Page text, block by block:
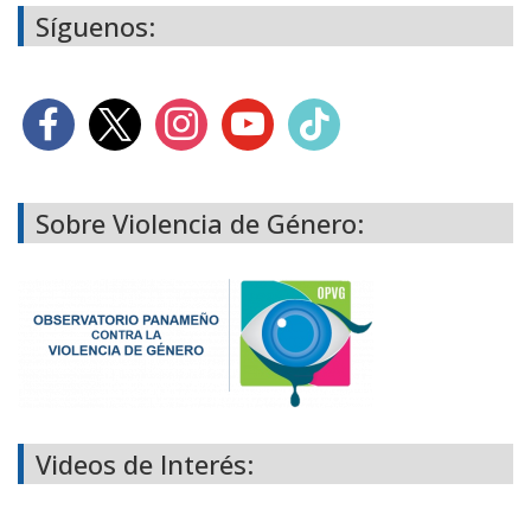
Síguenos:
Sobre Violencia de Género:
Videos de Interés: